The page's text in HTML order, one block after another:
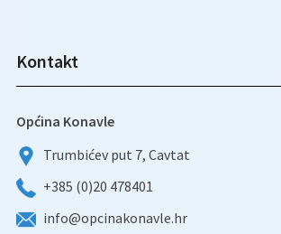
Kontakt
Općina Konavle
Trumbićev put 7, Cavtat
+385 (0)20 478401
info@opcinakonavle.hr